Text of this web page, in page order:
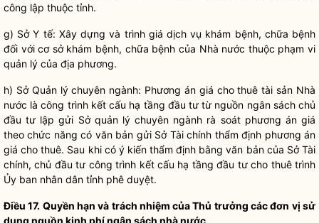
công lập thuộc tỉnh.
g) Sở Y tế: Xây dựng và trình giá dịch vụ khám bệnh, chữa bệnh
đối với cơ sở khám bệnh, chữa bệnh của Nhà nước thuộc phạm vi
quản lý của địa phương.
h) Sở Quản lý chuyên ngành: Phương án giá cho thuê tài sản Nhà
nước là công trình kết cấu hạ tầng đầu tư từ nguồn ngân sách chủ
đầu tư lập gửi Sở quản lý chuyên ngành rà soát phương án giá
theo chức năng có văn bản gửi Sở Tài chính thẩm định phương án
giá cho thuê. Sau khi có ý kiến thẩm định bằng văn bản của Sở Tài
chính, chủ đầu tư công trình kết cấu hạ tầng đầu tư cho thuê trình
Ủy ban nhân dân tỉnh phê duyệt.
Điều 17. Quyền hạn và trách nhiệm của Thủ trưởng các đơn vị sử
dụng nguồn kinh phí ngân sách nhà nước